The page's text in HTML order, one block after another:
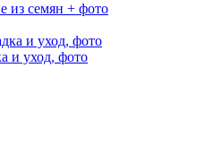
из семян + фото
и уход, фото